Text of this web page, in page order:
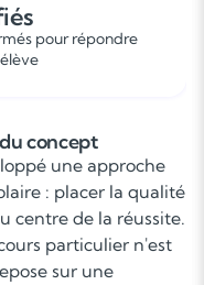
pour répondre
concept
une approche
: placer la qualité
centre de la réussite.
particulier n'est
sur une